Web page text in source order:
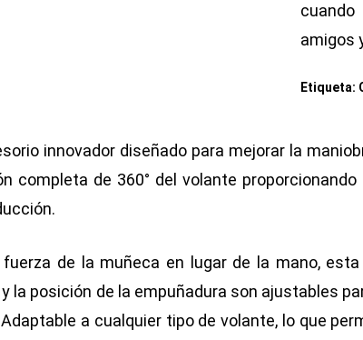
amigos
Etiqueta:
innovador diseñado para mejorar la
completa de 360° del volante
de la muñeca en lugar de la mano,
la posición de la empuñadura son ajustables
a cualquier tipo de volante, lo que